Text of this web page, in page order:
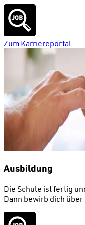
Zum Karriereportal
Ausbildung
Die Schule ist fertig
Dann bewirb dich